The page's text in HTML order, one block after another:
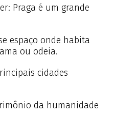
Praga é um grande
espaço onde habita
ou odeia.
cidades
da humanidade